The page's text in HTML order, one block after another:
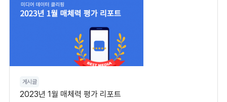
게시글
2023년 1월 매체력 평가 리포트